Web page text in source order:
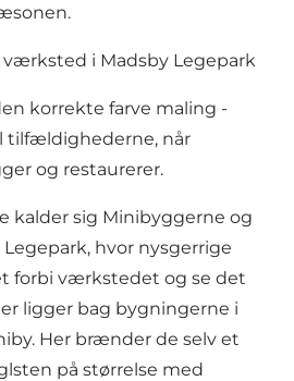
i Madsby Legepark
korrekte farve maling -
tilfældighederne, når
og restaurerer.
kalder sig Minibyggerne og
hvor nysgerrige
forbi værkstedet og se det
ligger bag bygningerne i
Her brænder de selv et
på størrelse med